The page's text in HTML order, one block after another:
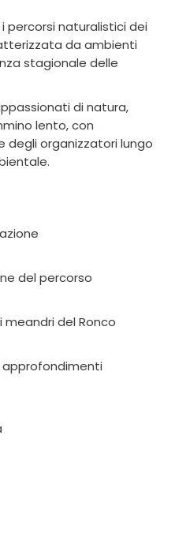
i percorsi naturalistici dei
da ambienti
stagionale delle
di natura,
lento, con
organizzatori lungo
del percorso
del Ronco
approfondimenti